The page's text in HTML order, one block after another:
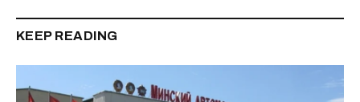
KEEP READING